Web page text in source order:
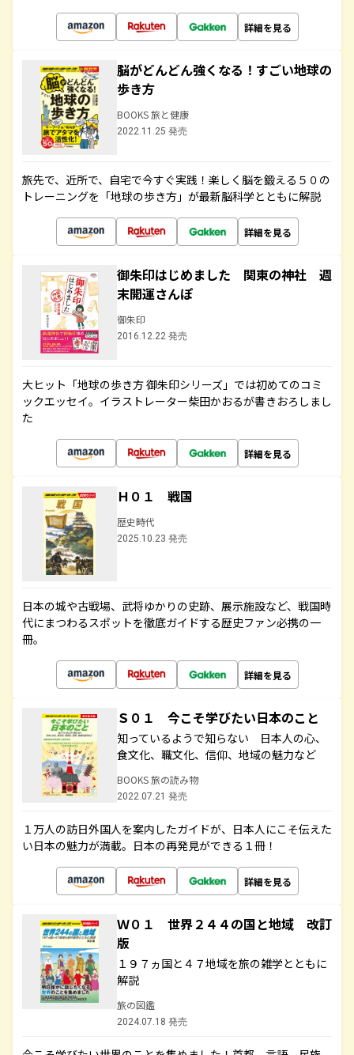
詳細を見る
脳がどんどん強くなる！すごい地球の
歩き方
BOOKS 旅と健康
2022.11.25 発売
旅先で、近所で、自宅で今すぐ実践！楽しく脳を鍛える５０の
トレーニングを「地球の歩き方」が最新脳科学とともに解説
詳細を見る
御朱印はじめました 関東の神社 週
末開運さんぽ
御朱印
2016.12.22 発売
大ヒット「地球の歩き方 御朱印シリーズ」では初めてのコミ
ックエッセイ。イラストレーター柴田かおるが書きおろしまし
た
詳細を見る
Ｈ０１ 戦国
歴史時代
2025.10.23 発売
日本の城や古戦場、武将ゆかりの史跡、展示施設など、戦国時
代にまつわるスポットを徹底ガイドする歴史ファン必携の一
冊。
詳細を見る
Ｓ０１ 今こそ学びたい日本のこと
知っているようで知らない 日本人の心、
食文化、職文化、信仰、地域の魅力など
BOOKS 旅の読み物
2022.07.21 発売
１万人の訪日外国人を案内したガイドが、日本人にこそ伝えた
い日本の魅力が満載。日本の再発見ができる１冊！
詳細を見る
Ｗ０１ 世界２４４の国と地域 改訂
版
１９７ヵ国と４７地域を旅の雑学とともに
解説
旅の図鑑
2024.07.18 発売